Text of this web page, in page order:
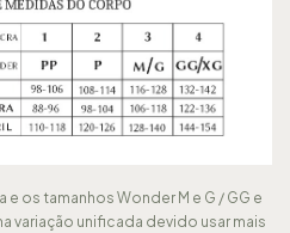
os tamanhos Wonder M e G / GG e
variação unificada devido usar mais